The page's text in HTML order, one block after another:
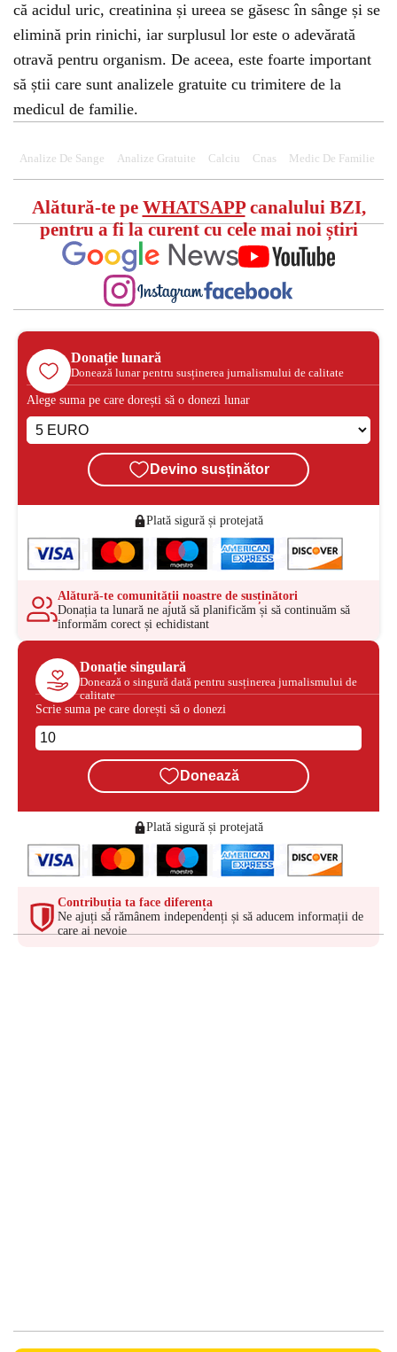
că acidul uric, creatinina și ureea se găsesc în sânge și se
elimină prin rinichi, iar surplusul lor este o adevărată
otravă pentru organism. De aceea, este foarte important
să știi care sunt analizele gratuite cu trimitere de la
medicul de familie.
Analize De Sange Analize Gratuite Calciu Cnas Medic De Familie
Alătură-te pe WHATSAPPcanalului BZI,
pentru a fi la curent cu cele mai noi știri
Donație lunară
Donează lunar pentru susținerea jurnalismului de calitate
Alege suma pe care dorești să o donezi lunar
Devino susținător
Plată sigură și protejată
Alătură-te comunității noastre de susținători
Donația ta lunară ne ajută să planificăm și să continuăm să
informăm corect și echidistant
Donație singulară
Donează o singură dată pentru susținerea jurnalismului de
calitate
Scrie suma pe care dorești să o donezi
Donează
Plată sigură și protejată
Contribuția ta face diferența
Ne ajuți să rămânem independenți și să aducem informații de
care ai nevoie